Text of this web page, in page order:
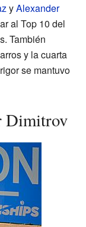
yAlexander
al Top 10 del
También
y la cuarta
se mantuvo
Dimitrov